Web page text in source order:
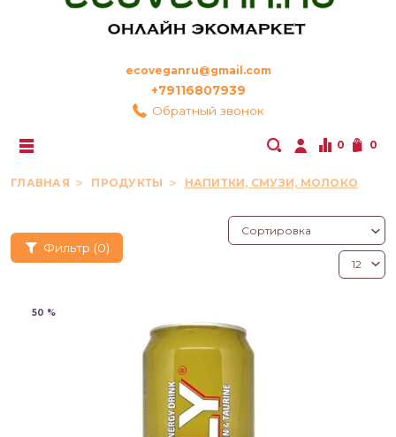
ecoveganru@gmail.com
+79116807939
Обратный звонок
0 0
ГЛАВНАЯ ПРОДУКТЫ НАПИТКИ, СМУЗИ, МОЛОКО
Фильтр (0)
50 %